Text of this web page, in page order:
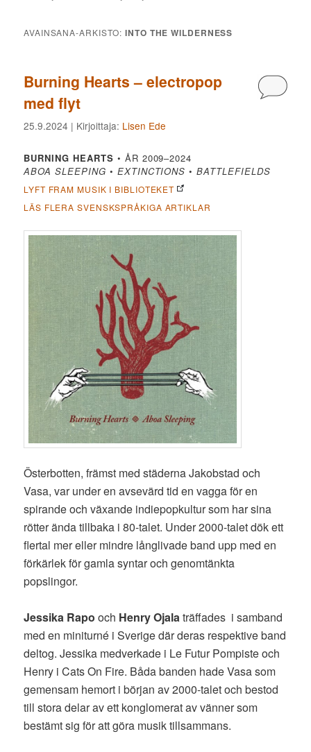
AVAINSANA-ARKISTO:INTO THE WILDERNESS
Burning Hearts – electropop
med flyt
25.9.2024 | Kirjoittaja: Lisen Ede
BURNING HEARTS • ÅR 2009–2024
ABOA SLEEPING • EXTINCTIONS •BATTLEFIELDS
LYFT FRAM MUSIK I BIBLIOTEKET
LÄS FLERA SVENSKSPRÅKIGA ARTIKLAR
Österbotten, främst med städerna Jakobstad och
Vasa, var under en avsevärd tid en vagga för en
spirande och växande indiepopkultur som har sina
rötter ända tillbaka i 80-talet. Under 2000-talet dök ett
flertal mer eller mindre långlivade band upp med en
förkärlek för gamla syntar och genomtänkta
popslingor.
Jessika Rapo och Henry Ojalaträffades i samband
med en miniturné i Sverige där deras respektive band
deltog. Jessika medverkade i Le Futur Pompiste och
Henry i Cats On Fire. Båda banden hade Vasa som
gemensam hemort i början av 2000-talet och bestod
till stora delar av ett konglomerat av vänner som
bestämt sig för att göra musik tillsammans.